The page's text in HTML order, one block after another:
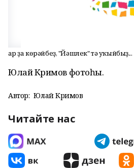
Ҡар ҙа көрәйбеҙ, "Йәшлек" тә уҡыйбыҙ...
Юлай Кәримов фотоһы.
Автор: Юлай Кәримов
Читайте нас